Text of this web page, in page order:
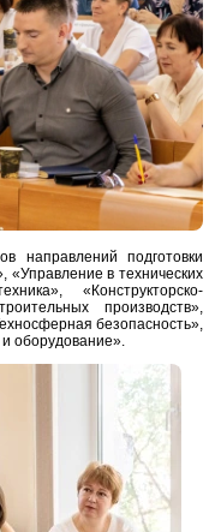
направлений подготовки
«Управление в технических
«Конструкторско-
производств»,
безопасность»,
оборудование».